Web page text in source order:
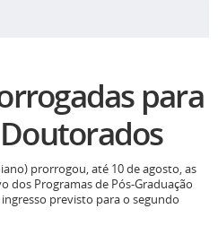
para
dos Programas de Pós-Graduação
previsto para o segundo